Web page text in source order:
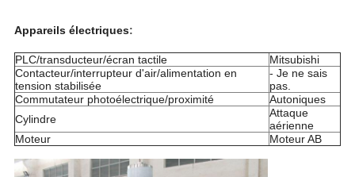
Appareils électriques:
PLC/transducteur/écran tactile
Mitsubishi
Contacteur/interrupteur d'air/alimentation en
tension stabilisée
- Je ne sais
pas.
Commutateur photoélectrique/proximité
Autoniques
Cylindre
Attaque
aérienne
Moteur
Moteur AB